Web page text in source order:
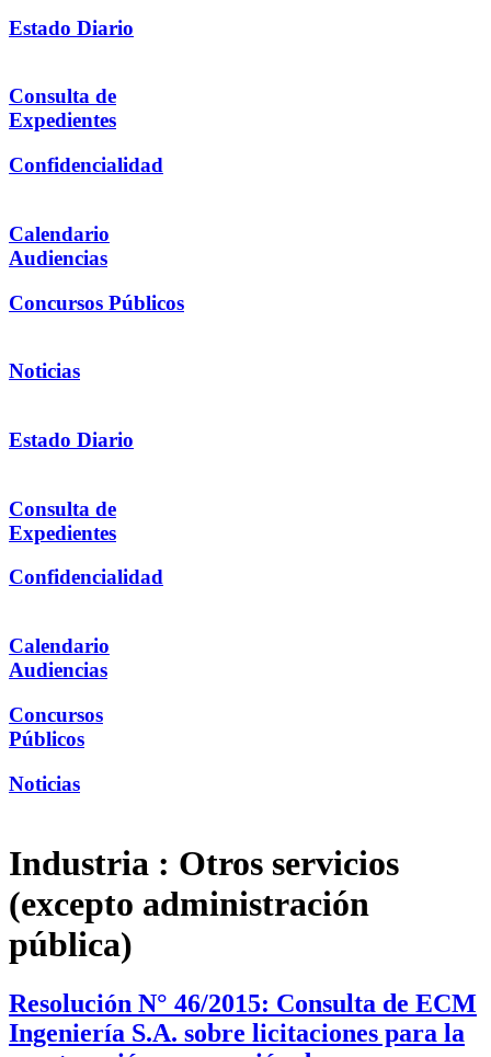
Estado Diario
Consulta de
Expedientes
Confidencialidad
Calendario
Audiencias
Concursos Públicos
Noticias
Estado Diario
Consulta de
Expedientes
Confidencialidad
Calendario
Audiencias
Concursos
Públicos
Noticias
Industria : Otros servicios
(excepto administración
pública)
Resolución N° 46/2015: Consulta de ECM
Ingeniería S.A. sobre licitaciones para la